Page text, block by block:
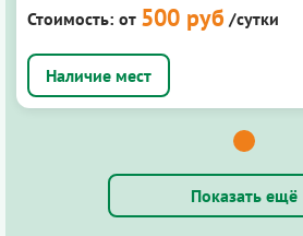
Стоимость: от 500 руб /сутки
Показать ещё